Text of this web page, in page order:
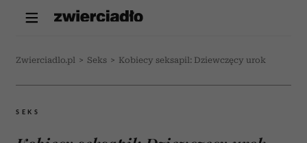
Zwierciadlo.pl > Seks > Kobiecy seksapil: Dziewczęcy urok
SEKS